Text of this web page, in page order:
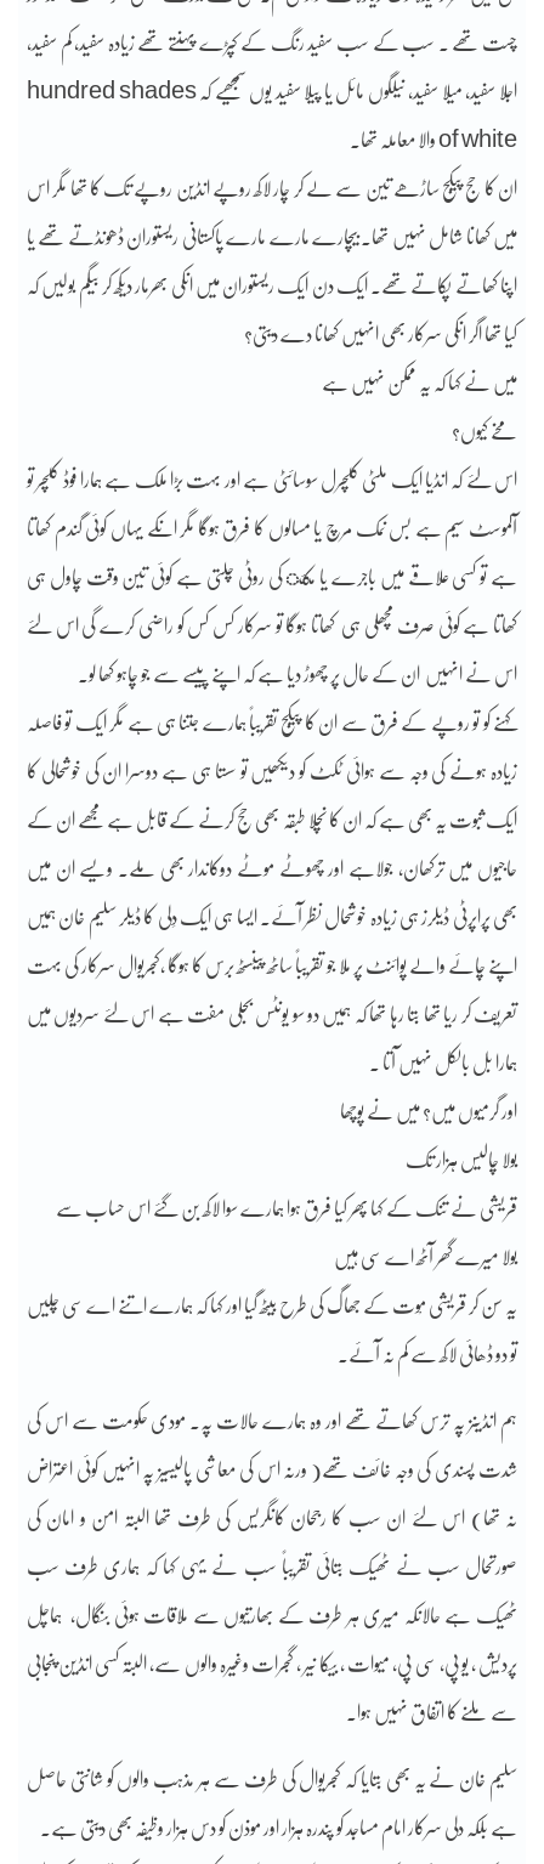
چست تھے ۔ سب کے سب سفید رنگ کے کپڑے پہنتے تھے زیادہ سفید، کم سفید،
اجلا سفید، میلا سفید، نیلگوں مائل یا پیلا سفید یوں سمجھیے کہ hundred shades
of white والا معاملہ تھا۔
ان کا حج پیکج ساڑھے تین سے لے کر چار لاکھ روپے انڈین روپے تک کا تھا مگر اس
میں کھانا شامل نہیں تھا۔ بیچارے مارے مارے پاکستانی ریستوران ڈھونڈتے تھے یا
اپنا کھاتے پکاتے تھے۔ ایک دن ایک ریستوران میں انکی بھرمار دیکھ کر بیگم بولیں کہ
کیا تھا اگر انکی سرکار بھی انہیں کھانا دے دیتی؟
میں نے کہا کہ یہ ممکن نہیں ہے
مخے کیوں؟
اس لئے کہ انڈیا ایک ملٹی کلچرل سوسائٹی ہے اور بہت بڑا ملک ہے ہمارا فوڈ کلچر تو
آلموسٹ سیم ہے بس نمک مرچ یا مسالوں کا فرق ہوگا مگر انکے یہاں کوئی گندم کھاتا
ہے تو کسی علاقے میں باجرے یا مکئ کی روٹی چلتی ہے کوئی تین وقت چاول ہی
کھاتا ہے کوئی صرف مچھلی ہی کھاتا ہوگا تو سرکار کس کس کو راضی کرے گی اس لئے
اس نے انہیں ان کے حال پر چھوڑ دیا ہے کہ اپنے پیسے سے جو چاہو کھا لو۔
کہنے کو تو روپے کے فرق سے ان کا پیکج تقریباً ہمارے جتنا ہی ہے مگر ایک تو فاصلہ
زیادہ ہونے کی وجہ سے ہوائی ٹکٹ کو دیکھیں تو سستا ہی ہے دوسرا ان کی خوشحالی کا
ایک ثبوت یہ بھی ہے کہ ان کا نچلا طبقہ بھی حج کرنے کے قابل ہے مجھے ان کے
حاجیوں میں ترکھان، جولاہے اور چھوٹے موٹے دوکاندار بھی ملے۔ ویسے ان میں
بھی پراپرٹی ڈیلرز ہی زیادہ خوشحال نظر آئے۔ ایسا ہی ایک دِلی کا ڈیلر سلیم خان ہمیں
اپنے چائے والے پوائنٹ پر ملا جو تقریباً ساٹھ پینسٹھ برس کا ہوگا ،کجریوال سرکار کی بہت
تعریف کر ریا تھا بتا رہا تھا کہ ہمیں دو سو یونٹس بجلی مفت ہے اس لئے سردیوں میں
ہمارا بل بالکل نہیں آتا ۔
اور گرمیوں میں؟ میں نے پوچھا
بولا چالیس ہزار تک
قریشی نے تنک کے کہا پھر کیا فرق ہوا ہمارے سوا لاکھ بن گئے اس حساب سے
بولا میرے گھر آٹھ اے سی ہیں
یہ سن کر قریشی مْوت کے جھاگ کی طرح بیٹھ گیا اور کہا کہ ہمارے اتنے اے سی چلیں
تو دو ڈھائی لاکھ سے کم نہ آئے۔
ہم انڈینز پہ ترس کھاتے تھے اور وہ ہمارے حالات پہ۔ مودی حکومت سے اس کی
شدت پسندی کی وجہ خائف تھے( ورنہ اس کی معاشی پالیسیز پہ انہیں کوئی اعتراض
نہ تھا) اس لئے ان سب کا رجحان کانگریس کی طرف تھا البتہ امن و امان کی
صورتحال سب نے ٹھیک بتائی تقریباً سب نے یہی کہا کہ ہماری طرف سب
ٹھیک ہے حالانکہ میری ہر طرف کے بھارتیوں سے ملاقات ہوئی بنگال، ہماچل
پردیش ، یو پی، سی پی، میوات ، بیکا نیر ، گجرات وغیرہ والوں سے، البتہ کسی انڈین پنجابی
سے ملنے کا اتفاق نہیں ہوا۔
سلیم خان نے یہ بھی بتایا کہ کجریوال کی طرف سے ہر مذہب والوں کو شانتی حاصل
ہے بلکہ دلی سرکار امام مساجد کو پندرہ ہزار اور موذن کو دس ہزار وظیفہ بھی دیتی ہے۔